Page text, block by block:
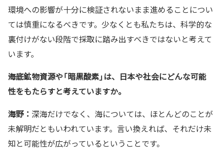
環境への影響が十分に検証されないまま進めることについ
ては慎重になるべきです。少なくとも私たちは、科学的な
裏付けがない段階で採取に踏み出すべきではないと考えて
います。
――海底鉱物資源や「暗黒酸素」は、日本や社会にどんな可能
性をもたらすと考えていますか。
海野： 深海だけでなく、海については、ほとんどのことが
未解明だともいわれています。言い換えれば、それだけ未
知と可能性が広がっているということです。